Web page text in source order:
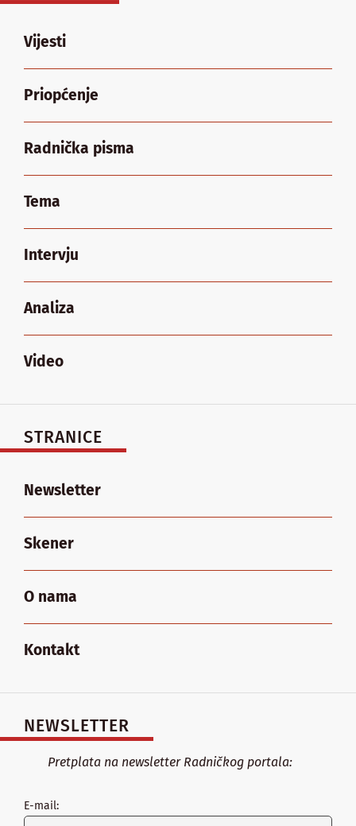
Vijesti
Priopćenje
Radnička pisma
Tema
Intervju
Analiza
Video
STRANICE
Newsletter
Skener
O nama
Kontakt
NEWSLETTER
Pretplata na newsletter Radničkog portala:
E-mail: